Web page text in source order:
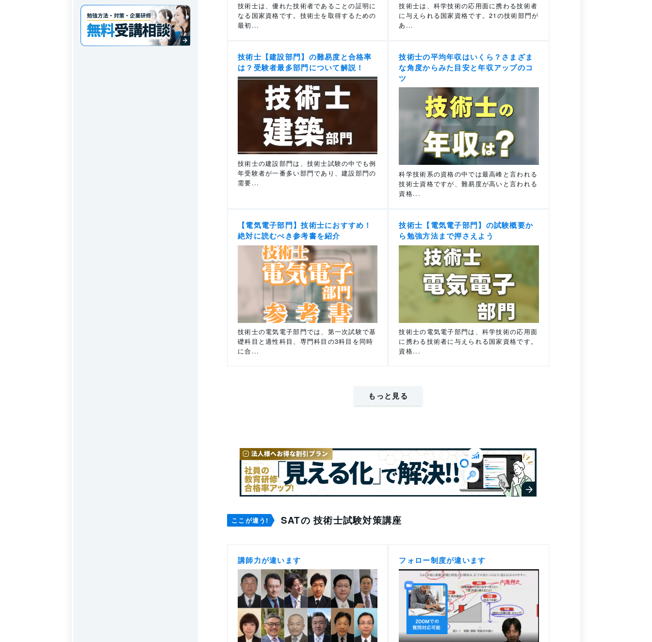
技術士は、優れた技術者であることの証明に
なる国家資格です。技術士を取得するための
最初...
技術士は、科学技術の応用面に携わる技術者
に与えられる国家資格です。21の技術部門が
あ...
技術士【建設部門】の難易度と合格率
は？受験者最多部門について解説！
技術士の建設部門は、技術士試験の中でも例
年受験者が一番多い部門であり、建設部門の
需要...
技術士の平均年収はいくら？さまざま
な角度からみた目安と年収アップのコ
ツ
科学技術系の資格の中では最高峰と言われる
技術士資格ですが、難易度が高いと言われる
資格...
【電気電子部門】技術士におすすめ！
絶対に読むべき参考書を紹介
技術士の電気電子部門では、第一次試験で基
礎科目と適性科目、専門科目の3科目を同時
に合...
技術士【電気電子部門】の試験概要か
ら勉強方法まで押さえよう
技術士の電気電子部門は、科学技術の応用面
に携わる技術者に与えられる国家資格です。
資格...
もっと見る
ここが違う! SATの 技術士試験対策講座
講師力が違います フォロー制度が違います